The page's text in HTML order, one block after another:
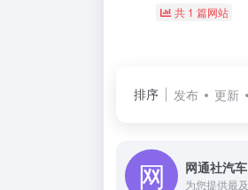
共 1 篇网站
排序 发布 更新
网通社汽车